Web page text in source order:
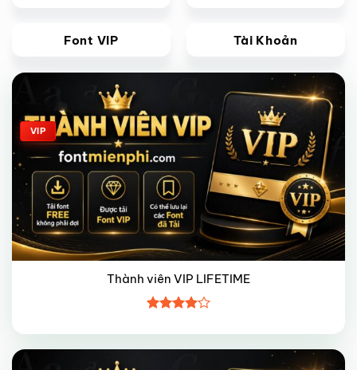
Font VIP Tài Khoản
Giảm giá!
VIP
Thành viên VIP LIFETIME
xếp hạng
45 sao
Giảm giá!